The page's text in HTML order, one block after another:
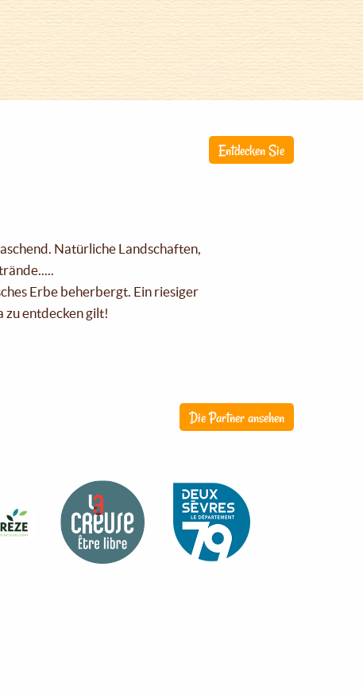
Entdecken Sie
Natürliche Landschaften,
Erbe beherbergt. Ein riesiger
zu entdecken gilt!
Die Partner ansehen